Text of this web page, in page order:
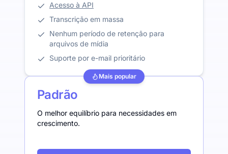
Acesso à API
Transcrição em massa
Nenhum período de retenção para
arquivos de mídia
Suporte por e-mail prioritário
Mais popular
Padrão
O melhor equilíbrio para necessidades em
crescimento.